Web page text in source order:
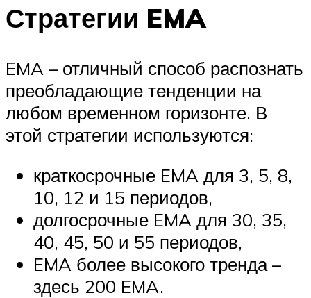
Стратегии EMA
EMA – отличный способ распознать
преобладающие тенденции на
любом временном горизонте. В
этой стратегии используются:
краткосрочные EMA для 3, 5, 8,
10, 12 и 15 периодов,
долгосрочные EMA для 30, 35,
40, 45, 50 и 55 периодов,
EMA более высокого тренда –
здесь 200 EMA.